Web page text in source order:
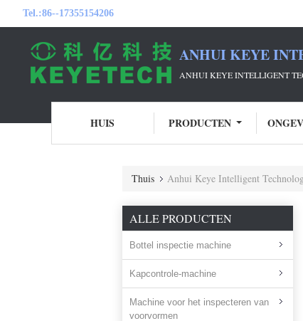
Tel.:86--17355154206
ANHUI KEYE
ANHUI KEYE INTELLIGENT
HUIS PRODUCTEN
Thuis Anhui Keye Intelligent
ALLE PRODUCTEN
Bottel inspectie machine
Kapcontrole-machine
Machine voor het inspecteren van
voorvormen